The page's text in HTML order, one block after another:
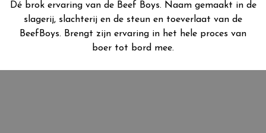
Dé brok ervaring van de Beef Boys. Naam gemaakt in de
slagerij, slachterij en de steun en toeverlaat van de
BeefBoys. Brengt zijn ervaring in het hele proces van
boer tot bord mee.